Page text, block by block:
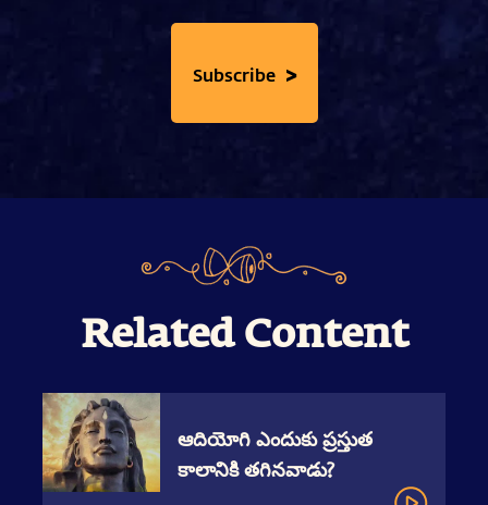
Subscribe >
Related Content
ఆదియోగి ఎందుకు ప్రస్తుత
కాలానికి తగినవాడు?